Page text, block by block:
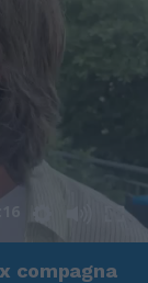
compagna